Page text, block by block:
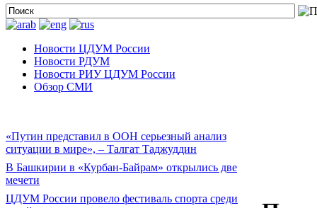
Новости ЦДУМ России
Новости РДУМ
Новости РИУ ЦДУМ России
Обзор СМИ
«Путин представил в ООН серьезный анализ
ситуации в мире», – Талгат Таджуддин
В Башкирии в «Курбан-Байрам» открылись две
мечети
ЦДУМ России провело фестиваль спорта среди